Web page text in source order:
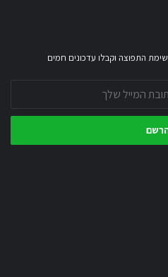
התפוצה וקבלו עדכונים חמים